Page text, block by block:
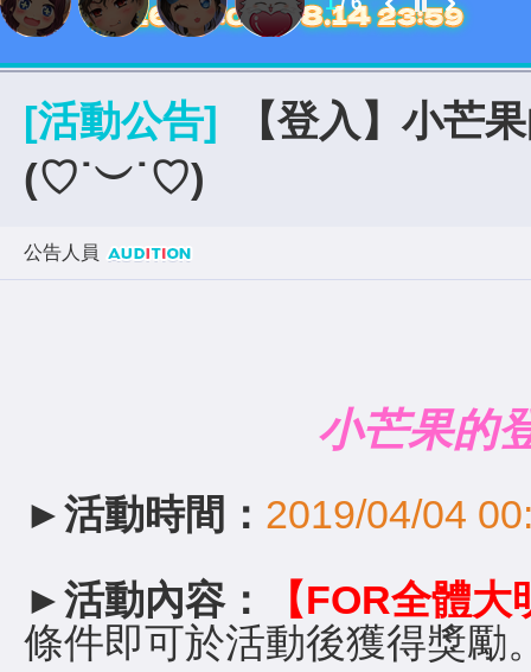
[活動公告]
【登入】小芒
(♡˙︶˙♡)
公告人員
小芒果的
►活動時間： 2019/04/04
►活動內容：
【FOR全體大
條件即可於活動後獲得獎勵